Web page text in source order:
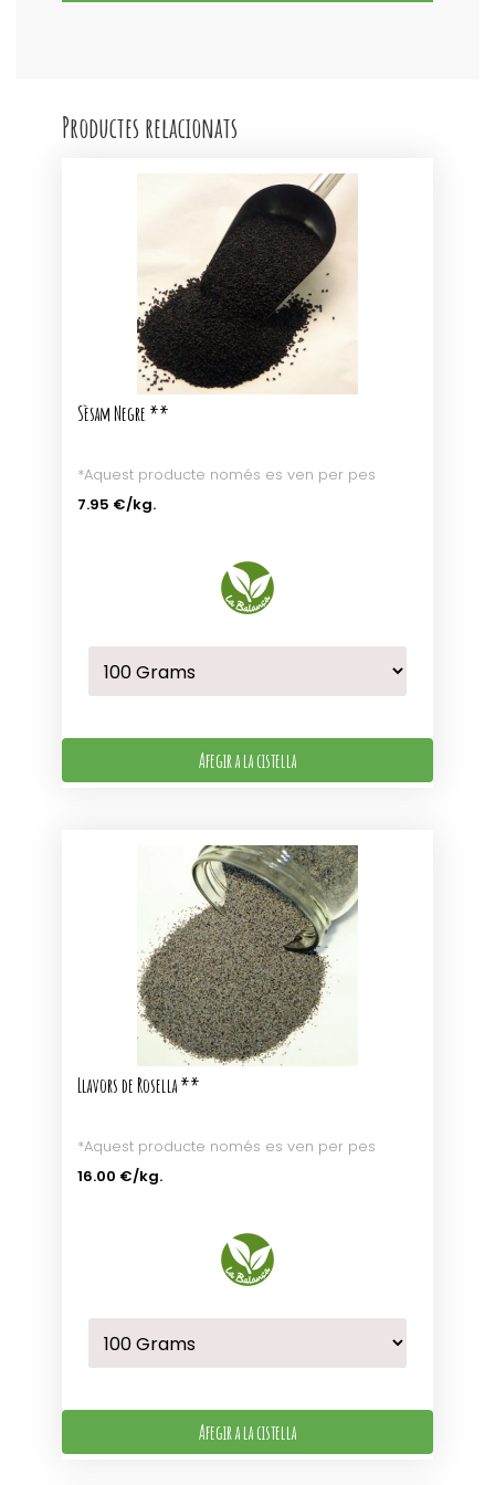
Productes relacionats
Sèsam Negre **
*Aquest producte només es ven per pes
7.95 €/kg.
Afegir a la cistella
Llavors de Rosella **
*Aquest producte només es ven per pes
16.00 €/kg.
Afegir a la cistella